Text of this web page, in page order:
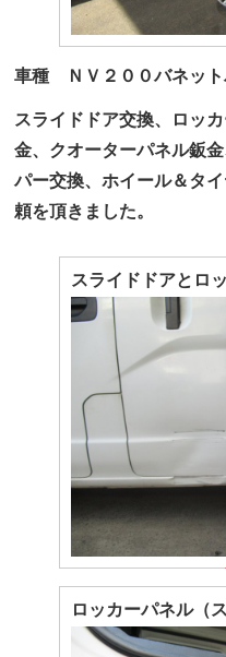
車種 ＮＶ２００バネッ
スライドドア交換、ロッ
金、クオーターパネル鈑
パー交換、ホイール＆タ
頼を頂きました。
スライドドアとロ
ロッカーパネル（